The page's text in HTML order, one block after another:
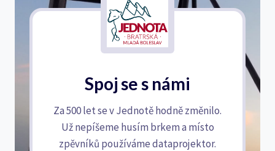
Spoj se s námi
Za 500 let se v Jednotě hodně změnilo.
Už nepíšeme husím brkem a místo
zpěvníků používáme dataprojektor.